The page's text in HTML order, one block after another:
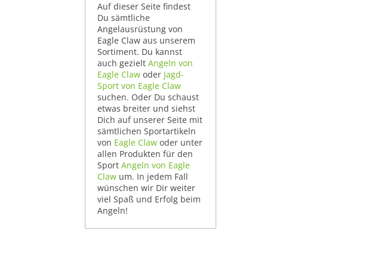
Auf dieser Seite findest
Du sämtliche
Angelausrüstung von
Eagle Claw aus unserem
Sortiment. Du kannst
auch gezielt Angeln von
Eagle Claw oder Jagd-
Sport von Eagle Claw
suchen. Oder Du schaust
etwas breiter und siehst
Dich auf unserer Seite mit
sämtlichen Sportartikeln
von Eagle Claw oder unter
allen Produkten für den
Sport Angeln von Eagle
Claw um. In jedem Fall
wünschen wir Dir weiter
viel Spaß und Erfolg beim
Angeln!